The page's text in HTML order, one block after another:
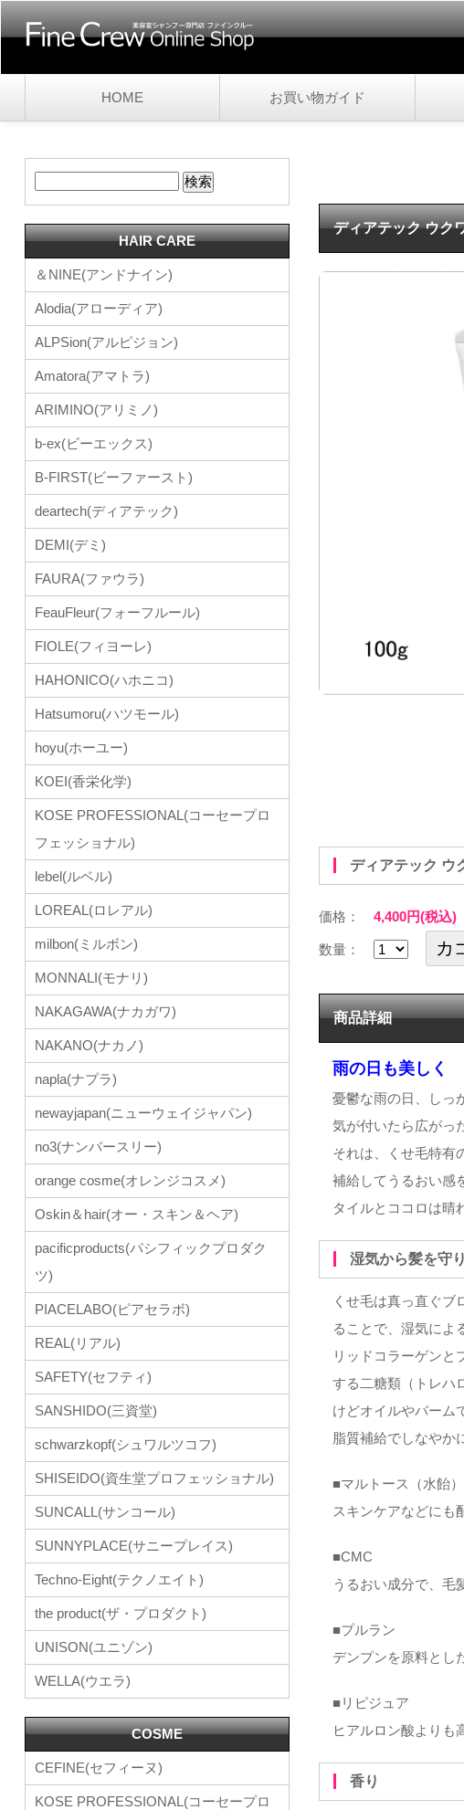
HOME お買い物ガイド
ディアテック ウク
ディアテック
価格：4,400円(税込)
数量：
商品詳細
雨の日も美しく
憂鬱な雨の日、しっ
気が付いたら広がっ
それは、くせ毛特有
補給してうるおい感
タイルとココロは晴
湿気から髪を
くせ毛は真っ直ぐ
ることで、湿気によ
リッドコラーゲンと
する二糖類（トレハ
けどオイルやバーム
脂質補給でしなやか
■マルトース（水飴）
スキンケアなどにも
■CMC
うるおい成分で、毛
■プルラン
デンプンを原料とし
■リピジュア
ヒアルロン酸よりも
香り
HAIR CARE
＆NINE(アンドナイン)
Alodia(アローディア)
ALPSion(アルピジョン)
Amatora(アマトラ)
ARIMINO(アリミノ)
b-ex(ビーエックス)
B-FIRST(ビーファースト)
deartech(ディアテック)
DEMI(デミ)
FAURA(ファウラ)
FeauFleur(フォーフルール)
FIOLE(フィヨーレ)
HAHONICO(ハホニコ)
Hatsumoru(ハツモール)
hoyu(ホーユー)
KOEI(香栄化学)
KOSE PROFESSIONAL(コーセープロ
フェッショナル)
lebel(ルベル)
LOREAL(ロレアル)
milbon(ミルボン)
MONNALI(モナリ)
NAKAGAWA(ナカガワ)
NAKANO(ナカノ)
napla(ナプラ)
newayjapan(ニューウェイジャパン)
no3(ナンバースリー)
orange cosme(オレンジコスメ)
Oskin＆hair(オー・スキン＆ヘア)
pacificproducts(パシフィックプロダク
ツ)
PIACELABO(ピアセラボ)
REAL(リアル)
SAFETY(セフティ)
SANSHIDO(三資堂)
schwarzkopf(シュワルツコフ)
SHISEIDO(資生堂プロフェッショナル)
SUNCALL(サンコール)
SUNNYPLACE(サニープレイス)
Techno-Eight(テクノエイト)
the product(ザ・プロダクト)
UNISON(ユニゾン)
WELLA(ウエラ)
COSME
CEFINE(セフィーヌ)
KOSE PROFESSIONAL(コーセープロ